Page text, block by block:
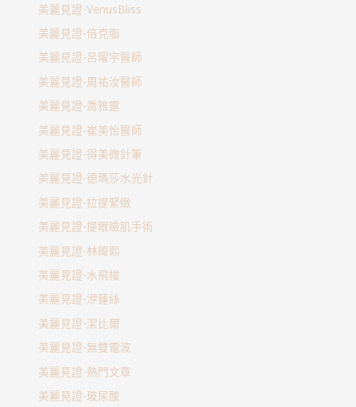
美麗見證-VenusBliss
美麗見證-倍克脂
美麗見證-呂曜宇醫師
美麗見證-周祐汝醫師
美麗見證-喬雅露
美麗見證-崔美怡醫師
美麗見證-得美微針筆
美麗見證-德瑪莎水光針
美麗見證-拉提緊緻
美麗見證-提眼瞼肌手術
美麗見證-林暐熙
美麗見證-水飛梭
美麗見證-洢蓮絲
美麗見證-潔比爾
美麗見證-無雙電波
美麗見證-熱門文章
美麗見證-玻尿酸